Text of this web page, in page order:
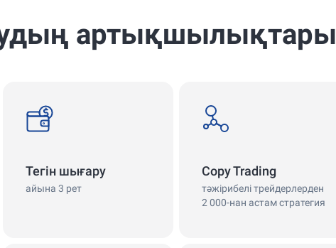
артықшылықтары
Тегін шығару
айына 3 рет
Copy Trading
тәжірибелі трейдерлерден
2 000-нан астам стратегия